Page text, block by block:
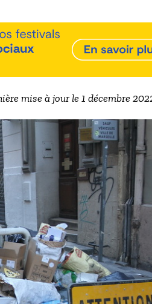
mise à jour le 1 décembre